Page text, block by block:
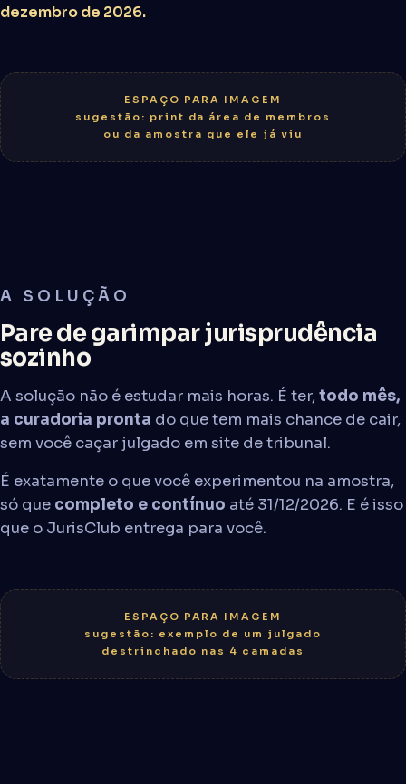
dezembro de 2026.
ESPAÇO PARA IMAGEM
sugestão: print da área de membros
ou da amostra que ele já viu
A SOLUÇÃO
Pare de garimpar jurisprudência
sozinho
A solução não é estudar mais horas. É ter,todo mês,
a curadoria pronta do que tem mais chance de cair,
sem você caçar julgado em site de tribunal.
É exatamente o que você experimentou na amostra,
só que completo e contínuo até 31/12/2026. E é isso
que o JurisClub entrega para você.
ESPAÇO PARA IMAGEM
sugestão: exemplo de um julgado
destrinchado nas 4 camadas